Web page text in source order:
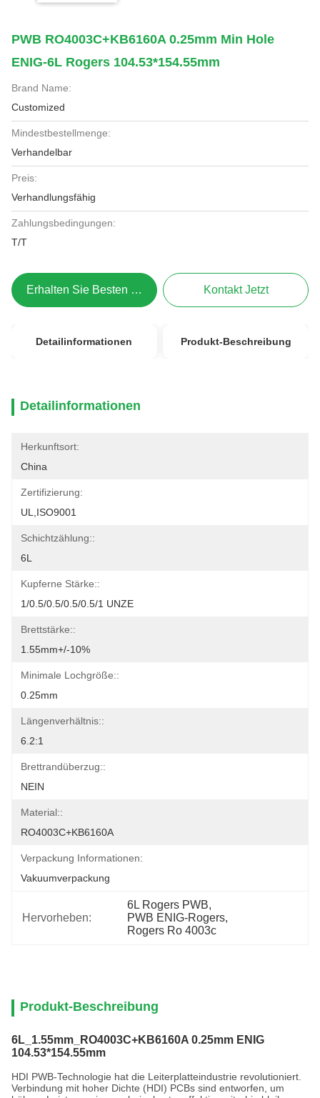
PWB RO4003C+KB6160A 0.25mm Min Hole
ENIG-6L Rogers 104.53*154.55mm
Brand Name:
Customized
Mindestbestellmenge:
Verhandelbar
Preis:
Verhandlungsfähig
Zahlungsbedingungen:
T/T
Erhalten Sie Besten Preis Kontakt Jetzt
Detailinformationen Produkt-Beschreibung
Detailinformationen
Herkunftsort:
China
Zertifizierung:
UL,ISO9001
Schichtzählung::
6L
Kupferne Stärke::
1/0.5/0.5/0.5/0.5/1 UNZE
Brettstärke::
1.55mm+/-10%
Minimale Lochgröße::
0.25mm
Längenverhältnis::
6.2:1
Brettrandüberzug::
NEIN
Material::
RO4003C+KB6160A
Verpackung Informationen:
Vakuumverpackung
Hervorheben:
6L Rogers PWB,
PWB ENIG-Rogers,
Rogers Ro 4003c
Produkt-Beschreibung
6L_1.55mm_RO4003C+KB6160A 0.25mm ENIG
104.53*154.55mm
HDI PWB-Technologie hat die Leiterplatteindustrie revolutioniert.
Verbindung mit hoher Dichte (HDI) PCBs sind entworfen, um